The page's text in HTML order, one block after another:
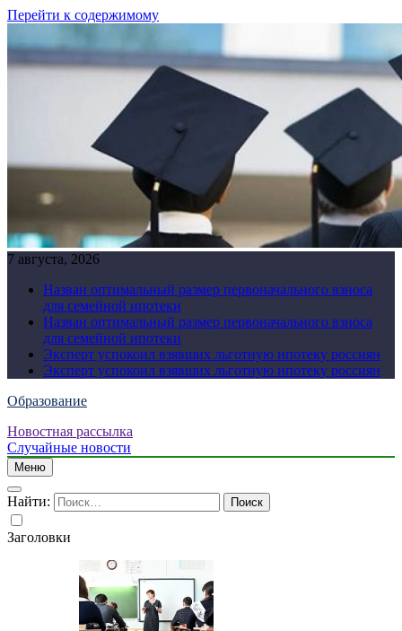
Перейти к содержимому
7 августа, 2026
Назван оптимальный размер первоначального взноса
для семейной ипотеки
Назван оптимальный размер первоначального взноса
для семейной ипотеки
Эксперт успокоил взявших льготную ипотеку россиян
Эксперт успокоил взявших льготную ипотеку россиян
Образование
Новостная рассылка
Случайные новости
Меню
Найти:
Заголовки